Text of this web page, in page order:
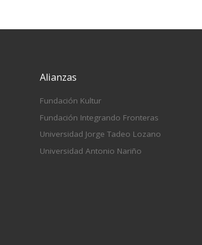
Alianzas
Fundación Kultur
Fundación Integrando Fronteras
Universidad Jorge Tadeo Lozano
Universidad Antonio Nariño